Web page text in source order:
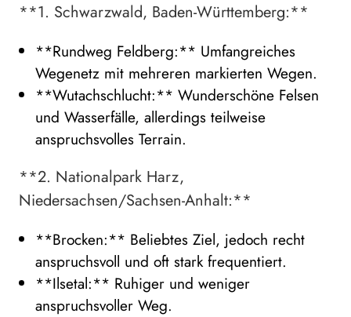
**1. Schwarzwald, Baden-Württemberg:**
**Rundweg Feldberg:** Umfangreiches
Wegenetz mit mehreren markierten Wegen.
**Wutachschlucht:** Wunderschöne Felsen
und Wasserfälle, allerdings teilweise
anspruchsvolles Terrain.
**2. Nationalpark Harz,
Niedersachsen/Sachsen-Anhalt:**
**Brocken:** Beliebtes Ziel, jedoch recht
anspruchsvoll und oft stark frequentiert.
**Ilsetal:** Ruhiger und weniger
anspruchsvoller Weg.